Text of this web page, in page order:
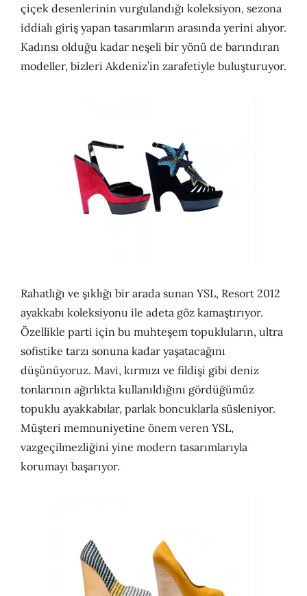
çiçek desenlerinin vurgulandığı koleksiyon, sezona
iddialı giriş yapan tasarımların arasında yerini alıyor.
Kadınsı olduğu kadar neşeli bir yönü de barındıran
modeller, bizleri Akdeniz’in zarafetiyle buluşturuyor.
Rahatlığı ve şıklığı bir arada sunan YSL, Resort 2012
ayakkabı koleksiyonu ile adeta göz kamaştırıyor.
Özellikle parti için bu muhteşem topukluların, ultra
sofistike tarzı sonuna kadar yaşatacağını
düşünüyoruz. Mavi, kırmızı ve fildişi gibi deniz
tonlarının ağırlıkta kullanıldığını gördüğümüz
topuklu ayakkabılar, parlak boncuklarla süsleniyor.
Müşteri memnuniyetine önem veren YSL,
vazgeçilmezliğini yine modern tasarımlarıyla
korumayı başarıyor.